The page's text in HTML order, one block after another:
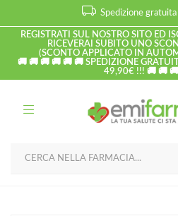
Spedizione
REGISTRATI SUL NOSTRO SITO ED
RICEVERAI SUBITO UNO
(SCONTO APPLICATO IN
🚚 🚚 🚚 🚚 🚚 🚚 SPEDIZIONE
49,90€ !!! 🚚 🚚